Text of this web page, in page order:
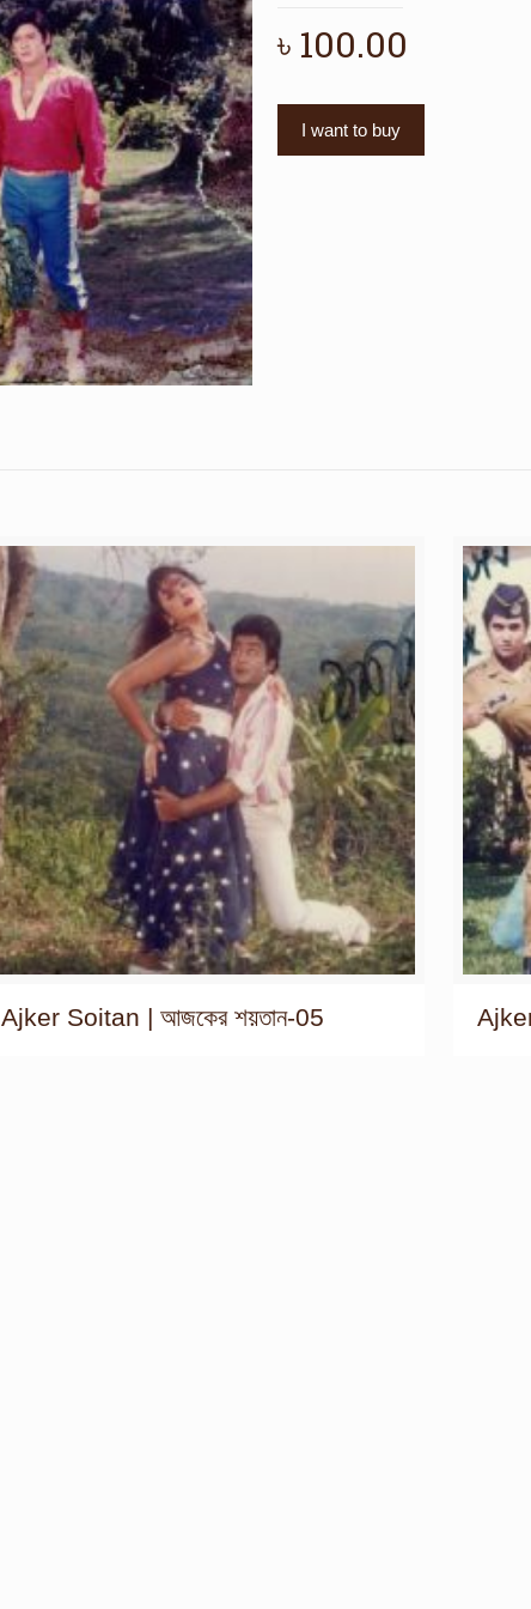
৳ 100.00
I want to buy
Ajker Soitan | আজকের শয়তান-05